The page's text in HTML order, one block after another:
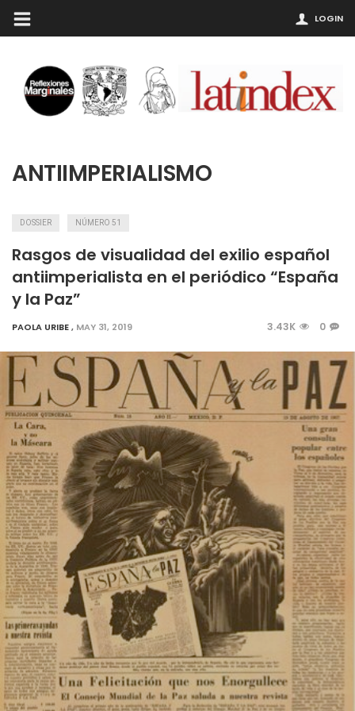
LOGIN
ANTIIMPERIALISMO
DOSSIER NÚMERO 51
Rasgos de visualidad del exilio español
antiimperialista en el periódico “España
y la Paz”
PAOLA URIBE, MAY 31, 2019 3.43K 0